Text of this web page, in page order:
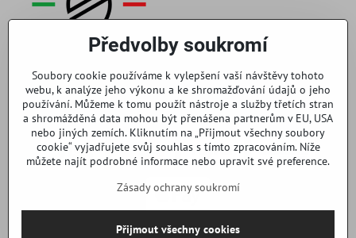
Předvolby soukromí
Soubory cookie používáme k vylepšení vaší návštěvy tohoto
webu, k analýze jeho výkonu a ke shromažďování údajů o jeho
používání. Můžeme k tomu použít nástroje a služby třetích stran
a shromážděná data mohou být přenášena partnerům v EU, USA
nebo jiných zemích. Kliknutím na „Přijmout všechny soubory
cookie“ vyjadřujete svůj souhlas s tímto zpracováním. Níže
můžete najít podrobné informace nebo upravit své preference.
Zásady ochrany soukromí
Přijmout všechny cookies